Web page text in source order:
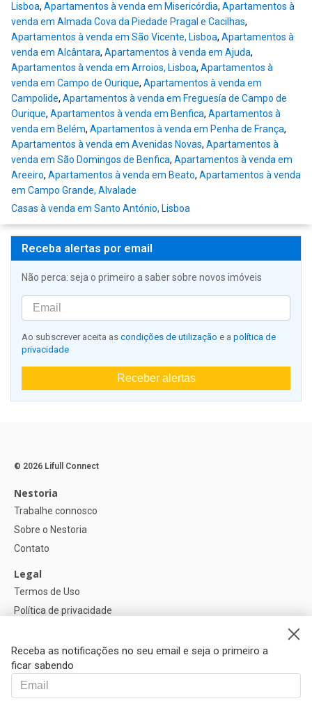
Lisboa, Apartamentos à venda em Misericórdia, Apartamentos à
venda em Almada Cova da Piedade Pragal e Cacilhas,
Apartamentos à venda em São Vicente, Lisboa, Apartamentos à
venda em Alcântara, Apartamentos à venda em Ajuda,
Apartamentos à venda em Arroios, Lisboa, Apartamentos à
venda em Campo de Ourique, Apartamentos à venda em
Campolide, Apartamentos à venda em Freguesía de Campo de
Ourique, Apartamentos à venda em Benfica, Apartamentos à
venda em Belém, Apartamentos à venda em Penha de França,
Apartamentos à venda em Avenidas Novas, Apartamentos à
venda em São Domingos de Benfica, Apartamentos à venda em
Areeiro, Apartamentos à venda em Beato, Apartamentos à venda
em Campo Grande, Alvalade
Casas à venda em Santo António, Lisboa
Receba alertas por email
Não perca: seja o primeiro a saber sobre novos imóveis
Ao subscrever aceita as condições de utilização e a política de
privacidade
Receber alertas
Receba as notificações no seu email e seja o primeiro a
ficar sabendo
© 2026 Lifull Connect
Nestoria
Trabalhe connosco
Sobre o Nestoria
Contato
Legal
Termos de Uso
Política de privacidade
Configurações de cookies
Ajuda
FAQ